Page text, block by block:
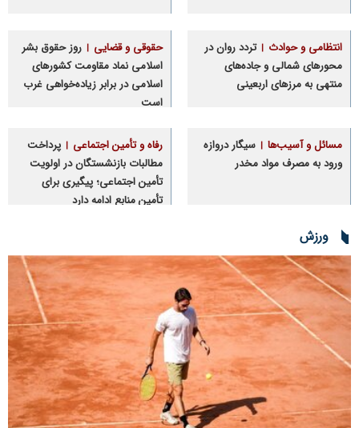
انتظامی و حوادث
تردد روان در
محورهای شمالی و جاده‌های
منتهی به مرزهای اربعینی
حقوقی و قضایی
روز حقوق بشر
اسلامی نماد مقاومت کشورهای
اسلامی در برابر زیاده‌خواهی غرب
است
مسائل و آسیب‌ها
سیگار دروازه
ورود به مصرف مواد مخدر
رفاه و تأمین اجتماعی
پرداخت
مطالبات بازنشستگان در اولویت
تأمین اجتماعی؛ پیگیری برای
تأمین منابع ادامه دارد
ورزش